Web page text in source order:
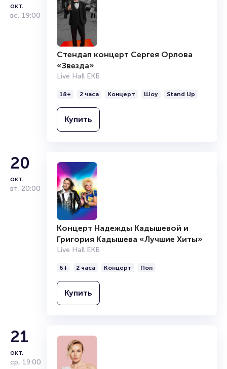
окт.
вс, 19:00
Стендап концерт Сергея Орлова
«Звезда»
Live Hall ЕКБ
18+ 2 часа Концерт Шоу Stand Up
Купить
20
окт.
вт, 20:00
Концерт Надежды Кадышевой и
Григория Кадышева «Лучшие Хиты»
Live Hall ЕКБ
6+ 2 часа Концерт Поп
Купить
21
окт.
ср, 19:00